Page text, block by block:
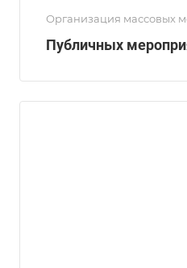
Организация массовых
Публичных